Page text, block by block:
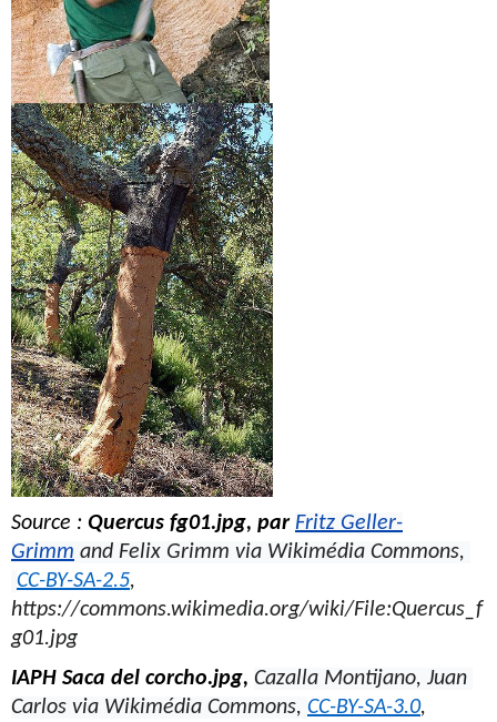
Source : Quercus fg01.jpg, par Fritz Geller-
Grimm and Felix Grimm via Wikimédia Commons,
CC-BY-SA-2.5,
https://commons.wikimedia.org/wiki/File:Quercus_f
g01.jpg
IAPH Saca del corcho.jpg, Cazalla Montijano, Juan
Carlos via Wikimédia Commons, CC-BY-SA-3.0,